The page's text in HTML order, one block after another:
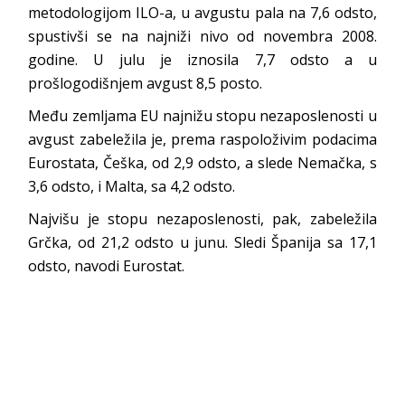
metodologijom ILO-a, u avgustu pala na 7,6 odsto,
spustivši se na najniži nivo od novembra 2008.
godine. U julu je iznosila 7,7 odsto a u
prošlogodišnjem avgust 8,5 posto.
Među zemljama EU najnižu stopu nezaposlenosti u
avgust zabeležila je, prema raspoloživim podacima
Eurostata, Češka, od 2,9 odsto, a slede Nemačka, s
3,6 odsto, i Malta, sa 4,2 odsto.
Najvišu je stopu nezaposlenosti, pak, zabeležila
Grčka, od 21,2 odsto u junu. Sledi Španija sa 17,1
odsto, navodi Eurostat.